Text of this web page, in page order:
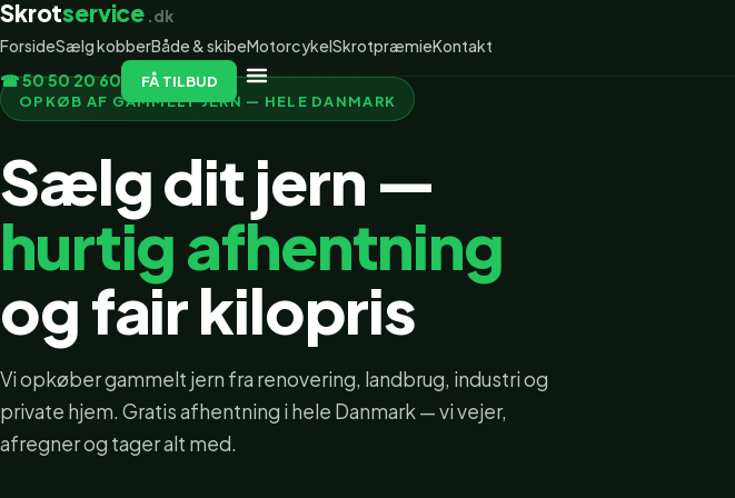
Skrotservice .dk
ForsideSælg kobberBåde & skibeMotorcykelSkrotpræmieKontakt
☎ 50 50 20 60
FÅ TILBUD
OPKØB AF GAMMELT JERN — HELE DANMARK
Sælg dit jern —
hurtig afhentning
og fair kilopris
Vi opkøber gammelt jern fra renovering, landbrug, industri og
private hjem. Gratis afhentning i hele Danmark — vi vejer,
afregner og tager alt med.